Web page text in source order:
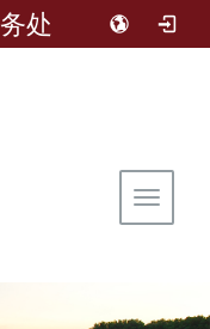
处
Toggle